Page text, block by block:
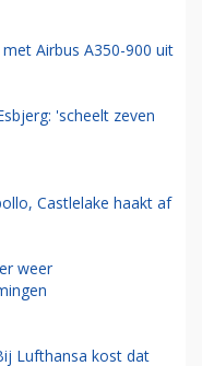
Airbus A350-900 uit
'scheelt zeven
Castlelake haakt af
weer
Lufthansa kost dat